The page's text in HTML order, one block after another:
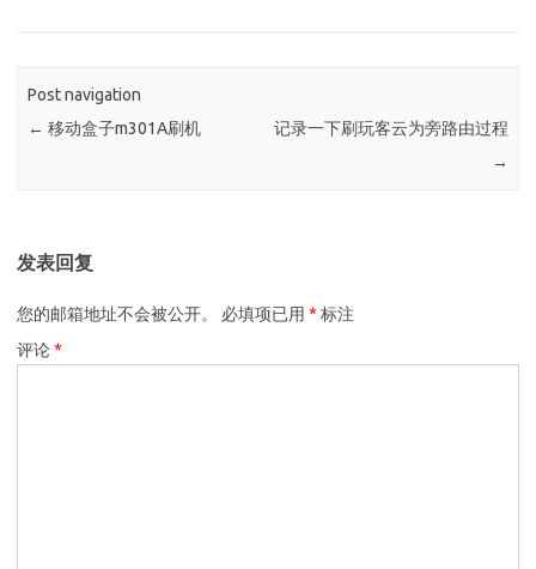
Post navigation
← 移动盒子m301A刷机
记录一下刷玩客云为旁路由过程
→
发表回复
您的邮箱地址不会被公开。 必填项已用 * 标注
评论*